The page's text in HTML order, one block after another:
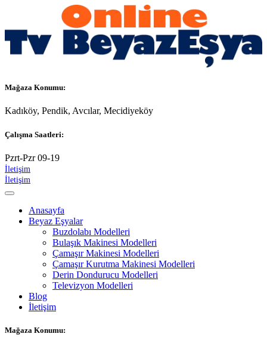
Mağaza Konumu:
Kadıköy, Pendik, Avcılar, Mecidiyeköy
Çalışma Saatleri:
Pzrt-Pzr 09-19
İletişim
İletişim
Anasayfa
Beyaz Eşyalar
Buzdolabı Modelleri
Bulaşık Makinesi Modelleri
Çamaşır Makinesi Modelleri
Çamaşır Kurutma Makinesi Modelleri
Derin Dondurucu Modelleri
Televizyon Modelleri
Blog
İletişim
Mağaza Konumu: